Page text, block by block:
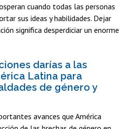
cuando todas las personas
sus ideas y habilidades. Dejar
significa desperdiciar un enorme
darías a las
Latina para
de género y
avances que América